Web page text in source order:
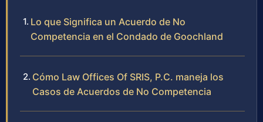
Lo que Significa un Acuerdo de No
Competencia en el Condado de Goochland
Cómo Law Offices Of SRIS, P.C. maneja los
Casos de Acuerdos de No Competencia